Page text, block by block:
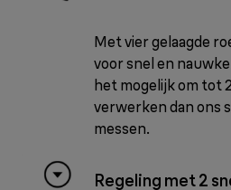
Met vier gelaagde
voor snel en
het mogelijk om tot
verwerken dan ons
messen.
Regeling met 2